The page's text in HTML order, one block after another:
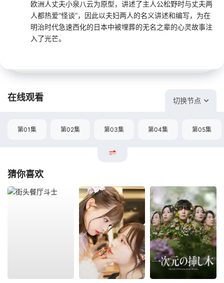
欧洲人丈夫小泉八云为原型，讲述了主人公松野时与丈夫两
人都热爱“怪谈”，因此以夫妇两人的名义讲述和编写，为在
明治时代急速西化的日本中被埋葬的无名之辈的心灵故事注
入了光芒。
在线观看 切换节点
第01集 第02集 第03集 第04集 第05集
猜你喜欢